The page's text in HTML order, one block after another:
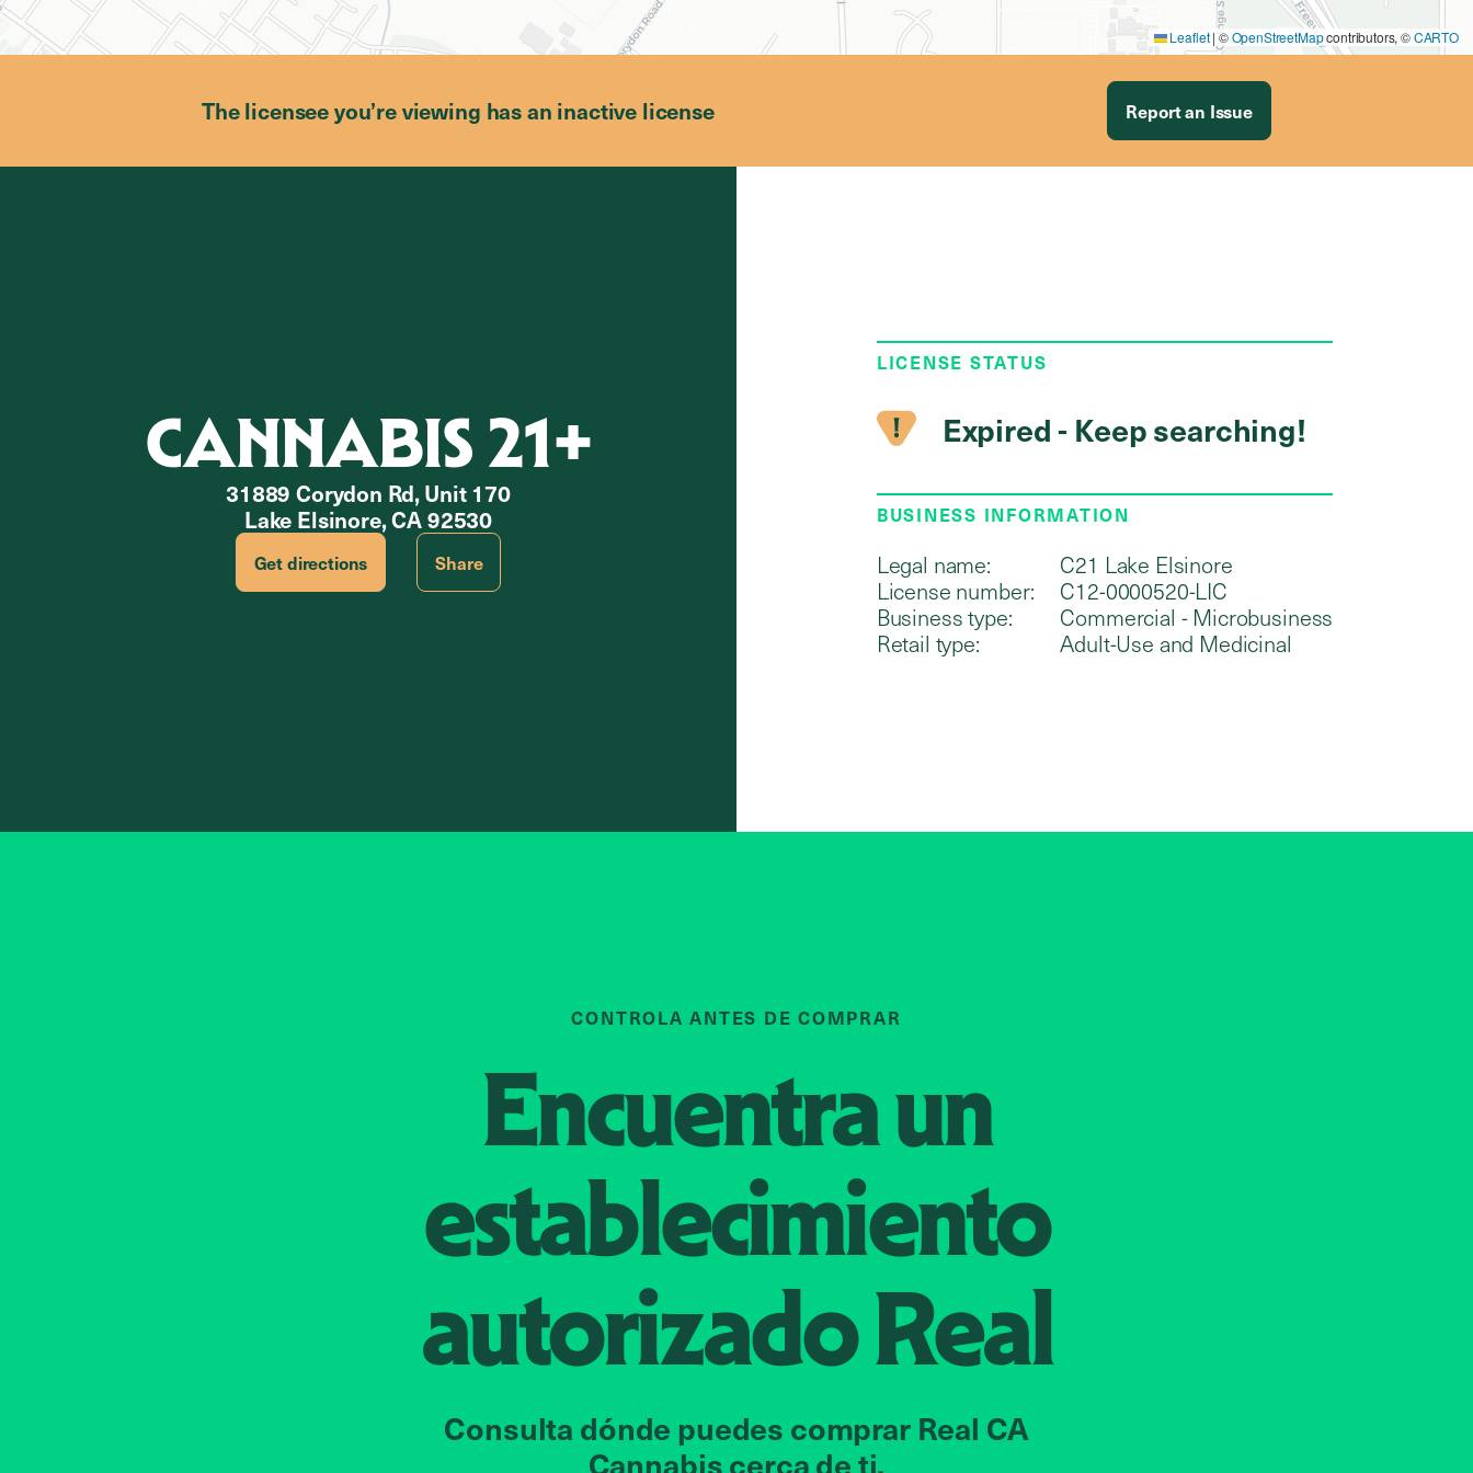
Leaflet | ©OpenStreetMapcontributors, ©CARTO
The licensee you’re viewing has an inactive license Report an Issue
CANNABIS 21+
31889 Corydon Rd, Unit 170
Lake Elsinore, CA 92530
Get directions Share
LICENSE STATUS
Expired - Keep searching!
BUSINESS INFORMATION
Legal name:
C21 Lake Elsinore
License number:
C12-0000520-LIC
Business type:
Commercial - Microbusiness
Retail type:
Adult-Use and Medicinal
CONTROLA ANTES DE COMPRAR
Encuentra un
establecimiento
autorizadoReal
Consulta dónde puedes comprar Real CA
Cannabis cerca de ti.